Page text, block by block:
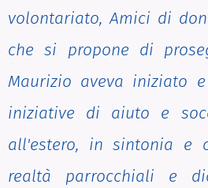
volontariato, Amici di don
che si propone di
Maurizio aveva iniziato
iniziative di aiuto e
all'estero, in sintonia e
realtà parrocchiali e